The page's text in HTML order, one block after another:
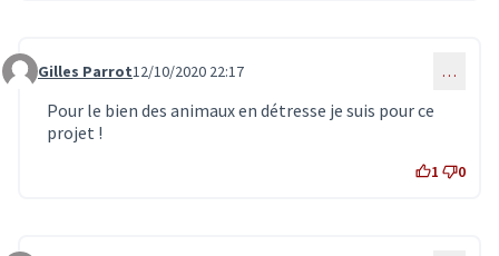
Commentaire 2152
Gilles Parrot12/10/2020 22:17 …
Pour le bien des animaux en détresse je suis pour ce
projet !
1 0